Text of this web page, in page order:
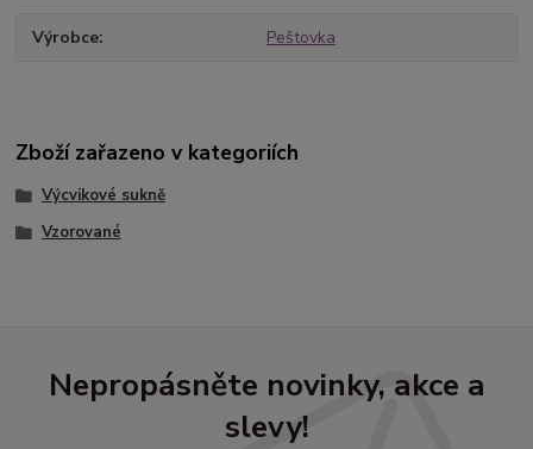
Výrobce Peštovka
Zboží zařazeno v kategoriích
Výcvikové sukně
Vzorované
Nepropásněte novinky, akce a
slevy!